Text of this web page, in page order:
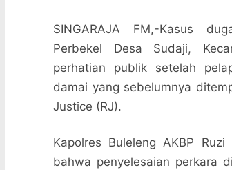
SINGARAJA FM,-Kasus
Perbekel Desa Sudaji,
perhatian publik setelah
damai yang sebelumnya
Justice (RJ).
Kapolres Buleleng AKBP
bahwa penyelesaian perkara